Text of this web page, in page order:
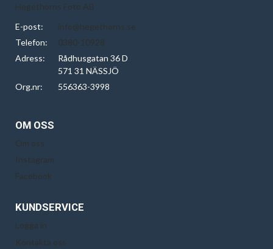
Hegethorns Foto AB
E-post:
info@hegethorns.se
Telefon:
0380-10928
Adress:
Rådhusgatan 36 D
571 31 NÄSSJÖ
Org.nr:
556363-3998
OM OSS
Om oss
Instagram
Facebook
KUNDSERVICE
Logga in
Kontakta oss